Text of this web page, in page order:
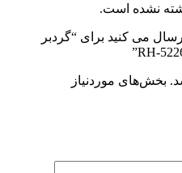
نشده است.
می کنید برای “گردبر
بخش‌های موردنیاز